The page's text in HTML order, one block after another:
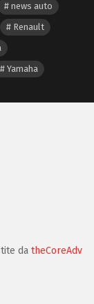
news auto
Renault
Yamaha
da theCoreAdv